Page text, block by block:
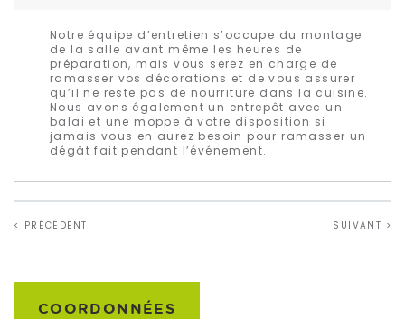
Notre équipe d’entretien s’occupe du montage
de la salle avant même les heures de
préparation, mais vous serez en charge de
ramasser vos décorations et de vous assurer
qu’il ne reste pas de nourriture dans la cuisine.
Nous avons également un entrepôt avec un
balai et une moppe à votre disposition si
jamais vous en aurez besoin pour ramasser un
dégât fait pendant l’événement.
< PRÉCÉDENT SUIVANT >
COORDONNÉES